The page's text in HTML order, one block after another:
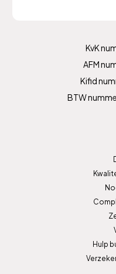
KvK
AFM
Kifid
BTW
Hulp